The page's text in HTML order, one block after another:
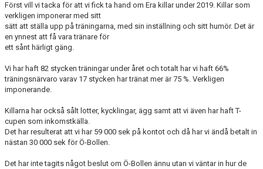
Först vill vi tacka för att vi fick ta hand om Era killar under 2019. Killar som
verkligen imponerar med sitt
sätt att ställa upp på träningarna, med sin inställning och sitt humör. Det är
en ynnest att få vara tränare för
ett sånt härligt gäng.
Vi har haft 82 stycken träningar under året och totalt har vi haft 66%
träningsnärvaro varav 17 stycken har tränat mer är 75 %. Verkligen
imponerande.
Killarna har också sålt lotter, kycklingar, ägg samt att vi även har haft T-
cupen som inkomstkälla.
Det har resulterat att vi har 59 000 sek på kontot och då har vi ändå betalt in
nästan 30 000 sek för Ö-Bollen.
Det har inte tagits något beslut om Ö-Bollen ännu utan vi väntar in hur de